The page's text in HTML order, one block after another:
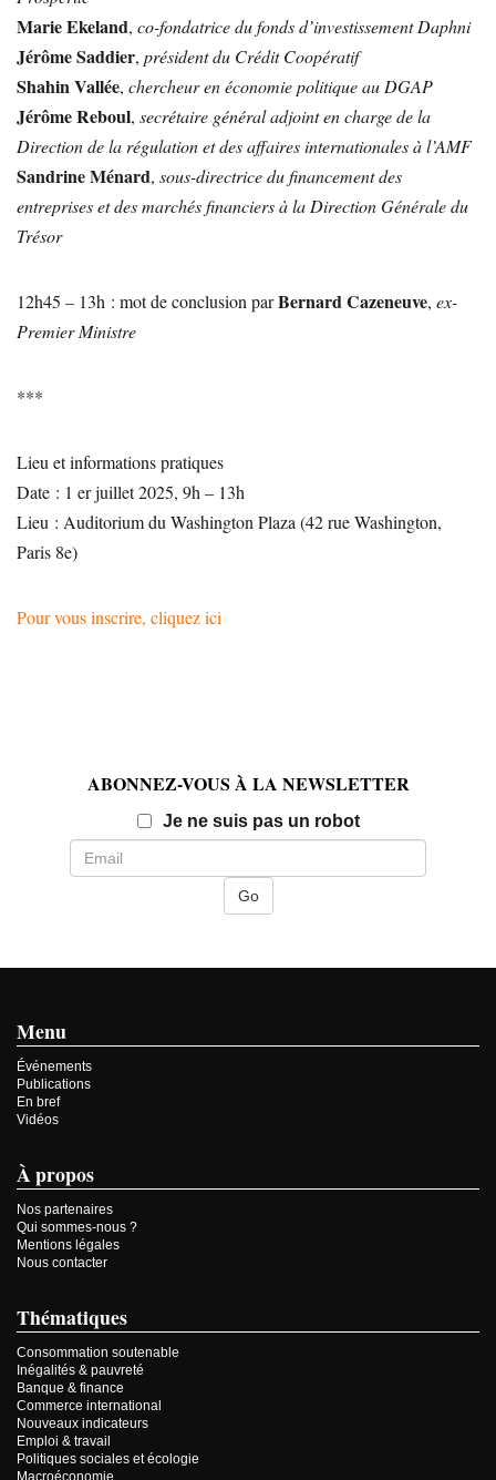
Marie Ekeland, co-fondatrice du fonds d’investissement Daphni
Jérôme Saddier, président du Crédit Coopératif
Shahin Vallée, chercheur en économie politique au DGAP
Jérôme Reboul, secrétaire général adjoint en charge de la
Direction de la régulation et des affaires internationales à l’AMF
Sandrine Ménard, sous-directrice du financement des
entreprises et des marchés financiers à la Direction Générale du
Trésor
12h45 – 13h : mot de conclusion parBernard Cazeneuve, ex-
Premier Ministre
***
Lieu et informations pratiques
Date : 1 er juillet 2025, 9h – 13h
Lieu : Auditorium du Washington Plaza (42 rue Washington,
Paris 8e)
Pour vous inscrire, cliquez ici
ABONNEZ-VOUS À LA NEWSLETTER
Je ne suis pas un robotEmail
Menu
Événements
Publications
En bref
Vidéos
À propos
Nos partenaires
Qui sommes-nous ?
Mentions légales
Nous contacter
Thématiques
Consommation soutenable
Inégalités & pauvreté
Banque & finance
Commerce international
Nouveaux indicateurs
Emploi & travail
Politiques sociales et écologie
Macroéconomie